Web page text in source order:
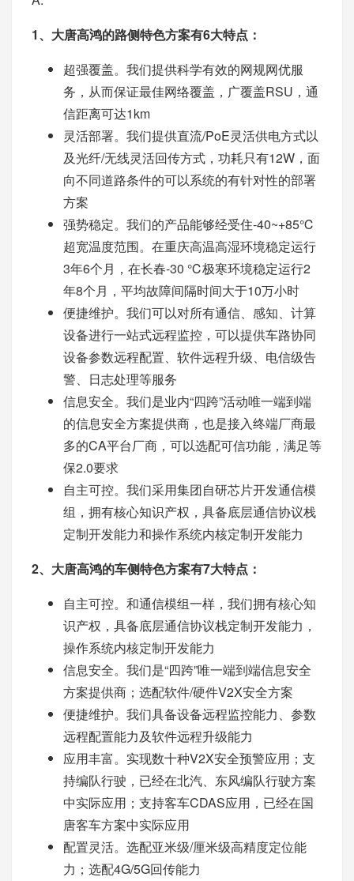
1、大唐高鸿的路侧特色方案有6大特点：
超强覆盖。我们提供科学有效的网规网优服
务，从而保证最佳网络覆盖，广覆盖RSU，通
信距离可达1km
灵活部署。我们提供直流/PoE灵活供电方式以
及光纤/无线灵活回传方式，功耗只有12W，面
向不同道路条件的可以系统的有针对性的部署
方案
强势稳定。我们的产品能够经受住-40~+85℃
超宽温度范围。在重庆高温高湿环境稳定运行
3年6个月，在长春-30 ℃极寒环境稳定运行2
年8个月，平均故障间隔时间大于10万小时
便捷维护。我们可以对所有通信、感知、计算
设备进行一站式远程监控，可以提供车路协同
设备参数远程配置、软件远程升级、电信级告
警、日志处理等服务
信息安全。我们是业内“四跨”活动唯一端到端
的信息安全方案提供商，也是接入终端厂商最
多的CA平台厂商，可以选配可信功能，满足等
保2.0要求
自主可控。我们采用集团自研芯片开发通信模
组，拥有核心知识产权，具备底层通信协议栈
定制开发能力和操作系统内核定制开发能力
2、大唐高鸿的车侧特色方案有7大特点：
自主可控。和通信模组一样，我们拥有核心知
识产权，具备底层通信协议栈定制开发能力，
操作系统内核定制开发能力
信息安全。我们是“四跨”唯一端到端信息安全
方案提供商；选配软件/硬件V2X安全方案
便捷维护。我们具备设备远程监控能力、参数
远程配置能力及软件远程升级能力
应用丰富。实现数十种V2X安全预警应用；支
持编队行驶，已经在北汽、东风编队行驶方案
中实际应用；支持客车CDAS应用，已经在国
唐客车方案中实际应用
配置灵活。选配亚米级/厘米级高精度定位能
力；选配4G/5G回传能力